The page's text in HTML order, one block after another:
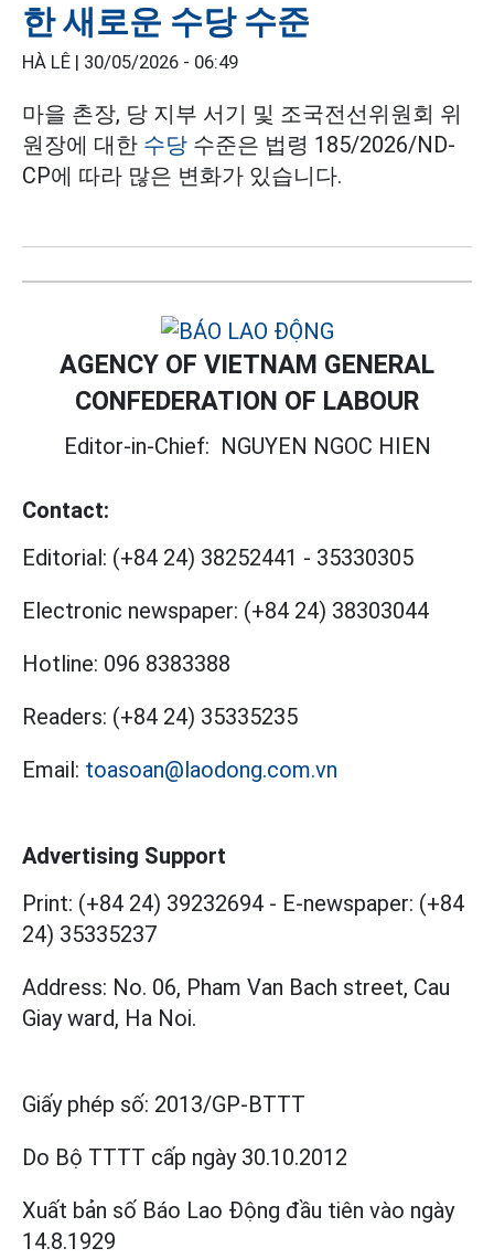
한 새로운 수당 수준
HÀ LÊ | 30/05/2026 - 06:49
마을 촌장, 당 지부 서기 및 조국전선위원회 위
원장에 대한 수당 수준은 법령 185/2026/ND-
CP에 따라 많은 변화가 있습니다.
AGENCY OF VIETNAM GENERAL
CONFEDERATION OF LABOUR
Editor-in-Chief: NGUYEN NGOC HIEN
Contact:
Editorial: (+84 24) 38252441 - 35330305
Electronic newspaper: (+84 24) 38303044
Hotline: 096 8383388
Readers: (+84 24) 35335235
Email: toasoan@laodong.com.vn
Advertising Support
Print: (+84 24) 39232694 - E-newspaper: (+84
24) 35335237
Address: No. 06, Pham Van Bach street, Cau
Giay ward, Ha Noi.
Giấy phép số: 2013/GP-BTTT
Do Bộ TTTT cấp ngày 30.10.2012
Xuất bản số Báo Lao Động đầu tiên vào ngày
14.8.1929